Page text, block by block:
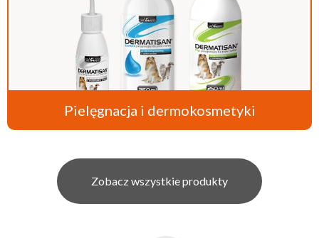
Pielęgnacja i dermokosmetyki
Zobacz wszystkie produkty